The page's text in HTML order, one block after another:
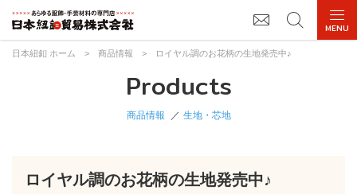
日本紐釦 ホーム > 商品情報 > ロイヤル調のお花柄の生地発売中♪
Products
商品情報 生地・芯地
ロイヤル調のお花柄の生地発売中♪